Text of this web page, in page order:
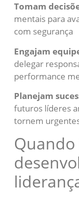
Tomam
mentais para
com segurança
Engajam
delegar
performance
Planejam
futuros líderes
tornem